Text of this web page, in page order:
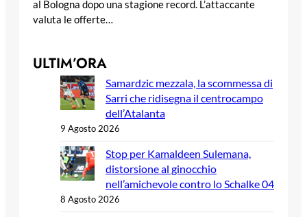
al Bologna dopo una stagione record. L’attaccante
valuta le offerte…
ULTIM’ORA
Samardzic mezzala, la scommessa di
Sarri che ridisegna il centrocampo
dell’Atalanta
9 Agosto 2026
Stop per Kamaldeen Sulemana,
distorsione al ginocchio
nell’amichevole contro lo Schalke 04
8 Agosto 2026